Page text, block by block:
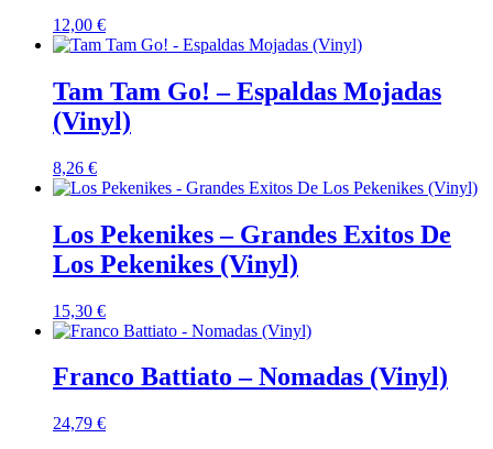
12,00 €
Tam Tam Go! – Espaldas Mojadas
(Vinyl)
8,26 €
Los Pekenikes – Grandes Exitos De
Los Pekenikes (Vinyl)
15,30 €
Franco Battiato – Nomadas (Vinyl)
24,79 €